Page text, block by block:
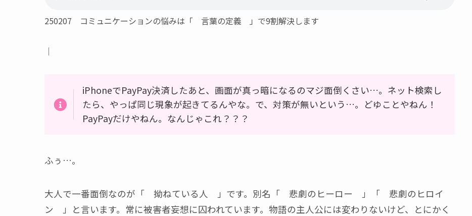
250207 コミュニケーションの悩みは「 言葉の定義 」で9割解決します
｜
iPhoneでPayPay決済したあと、画面が真っ暗になるのマジ面倒くさい…。ネット検索し
たら、やっぱ同じ現象が起きてるんやな。で、対策が無いという…。どゆことやねん！
PayPayだけやねん。なんじゃこれ？？？
ふぅ…。
大人で一番面倒なのが「 拗ねている人 」です。別名「 悲劇のヒーロー 」「 悲劇のヒロイ
ン 」と言います。常に被害者妄想に囚われています。物語の主人公には変わりないけど、とにかく